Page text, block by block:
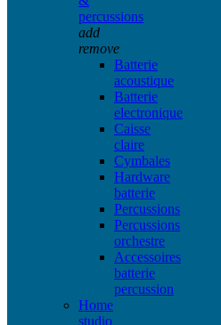
percussions
add
remove
Batterie
acoustique
Batterie
electronique
Caisse
claire
Cymbales
Hardware
batterie
Percussions
Percussions
orchestre
Accessoires
batterie
percussion
Home
studio